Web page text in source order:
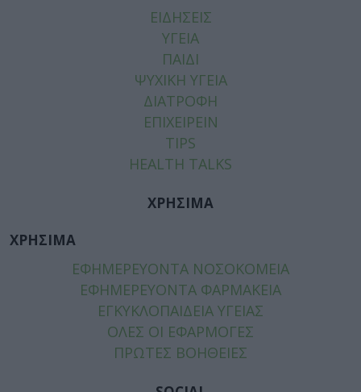
ΕΙΔΗΣΕΙΣ
ΥΓΕΙΑ
ΠΑΙΔΙ
ΨΥΧΙΚΗ ΥΓΕΙΑ
ΔΙΑΤΡΟΦΗ
ΕΠΙΧΕΙΡΕΙΝ
TIPS
HEALTH TALKS
ΧΡΗΣΙΜΑ
ΧΡΗΣΙΜΑ
ΕΦΗΜΕΡΕΥΟΝΤΑ ΝΟΣΟΚΟΜΕΙΑ
ΕΦΗΜΕΡΕΥΟΝΤΑ ΦΑΡΜΑΚΕΙΑ
ΕΓΚΥΚΛΟΠΑΙΔΕΙΑ ΥΓΕΙΑΣ
ΟΛΕΣ ΟΙ ΕΦΑΡΜΟΓΕΣ
ΠΡΩΤΕΣ ΒΟΗΘΕΙΕΣ